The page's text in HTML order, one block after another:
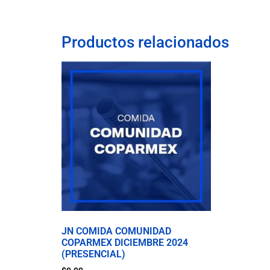
Productos relacionados
JN COMIDA COMUNIDAD
COPARMEX DICIEMBRE 2024
(PRESENCIAL)